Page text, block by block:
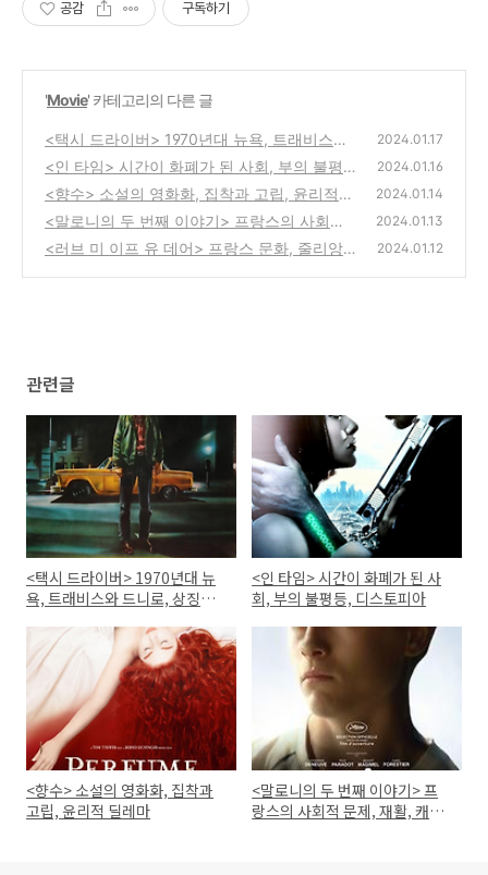
공감 구독하기
'Movie' 카테고리의 다른 글
<택시 드라이버> 1970년대 뉴욕, 트래비스와
드니로, 상징적 장면과 명대사
(0)
2024.01.17
<인 타임> 시간이 화폐가 된 사회, 부의 불평
등, 디스토피아
(0)
2024.01.16
<향수> 소설의 영화화, 집착과 고립, 윤리적
딜레마
(0)
2024.01.14
<말로니의 두 번째 이야기> 프랑스의 사회적
문제, 재활, 캐스팅
(0)
2024.01.13
<러브 미 이프 유 데어> 프랑스 문화, 줄리앙
2024.01.12
관련글
<택시 드라이버> 1970년대 뉴
욕, 트래비스와 드니로, 상징적
<인 타임> 시간이 화폐가 된 사
회, 부의 불평등, 디스토피아
<향수> 소설의 영화화, 집착과
고립, 윤리적 딜레마
<말로니의 두 번째 이야기> 프
랑스의 사회적 문제, 재활, 캐스